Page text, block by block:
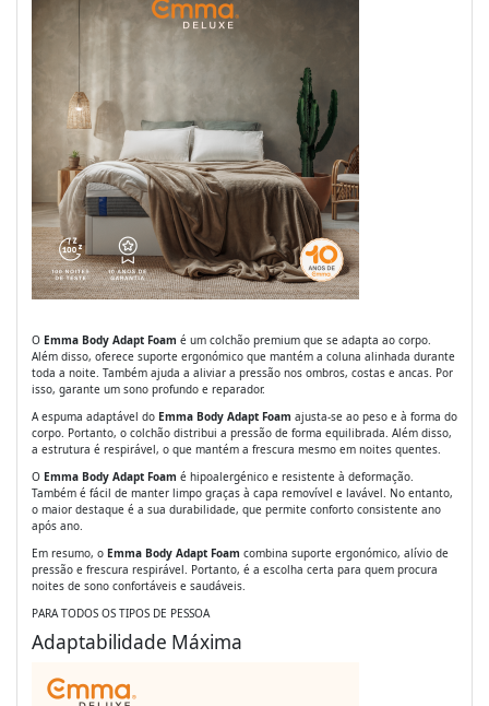
O Emma Body Adapt Foam é um colchão premium que se adapta ao corpo.
Além disso, oferece suporte ergonómico que mantém a coluna alinhada durante
toda a noite. Também ajuda a aliviar a pressão nos ombros, costas e ancas. Por
isso, garante um sono profundo e reparador.
A espuma adaptável do Emma Body Adapt Foam ajusta-se ao peso e à forma do
corpo. Portanto, o colchão distribui a pressão de forma equilibrada. Além disso,
a estrutura é respirável, o que mantém a frescura mesmo em noites quentes.
O Emma Body Adapt Foam é hipoalergénico e resistente à deformação.
Também é fácil de manter limpo graças à capa removível e lavável. No entanto,
o maior destaque é a sua durabilidade, que permite conforto consistente ano
após ano.
Em resumo, o Emma Body Adapt Foam combina suporte ergonómico, alívio de
pressão e frescura respirável. Portanto, é a escolha certa para quem procura
noites de sono confortáveis e saudáveis.
PARA TODOS OS TIPOS DE PESSOA
Adaptabilidade Máxima